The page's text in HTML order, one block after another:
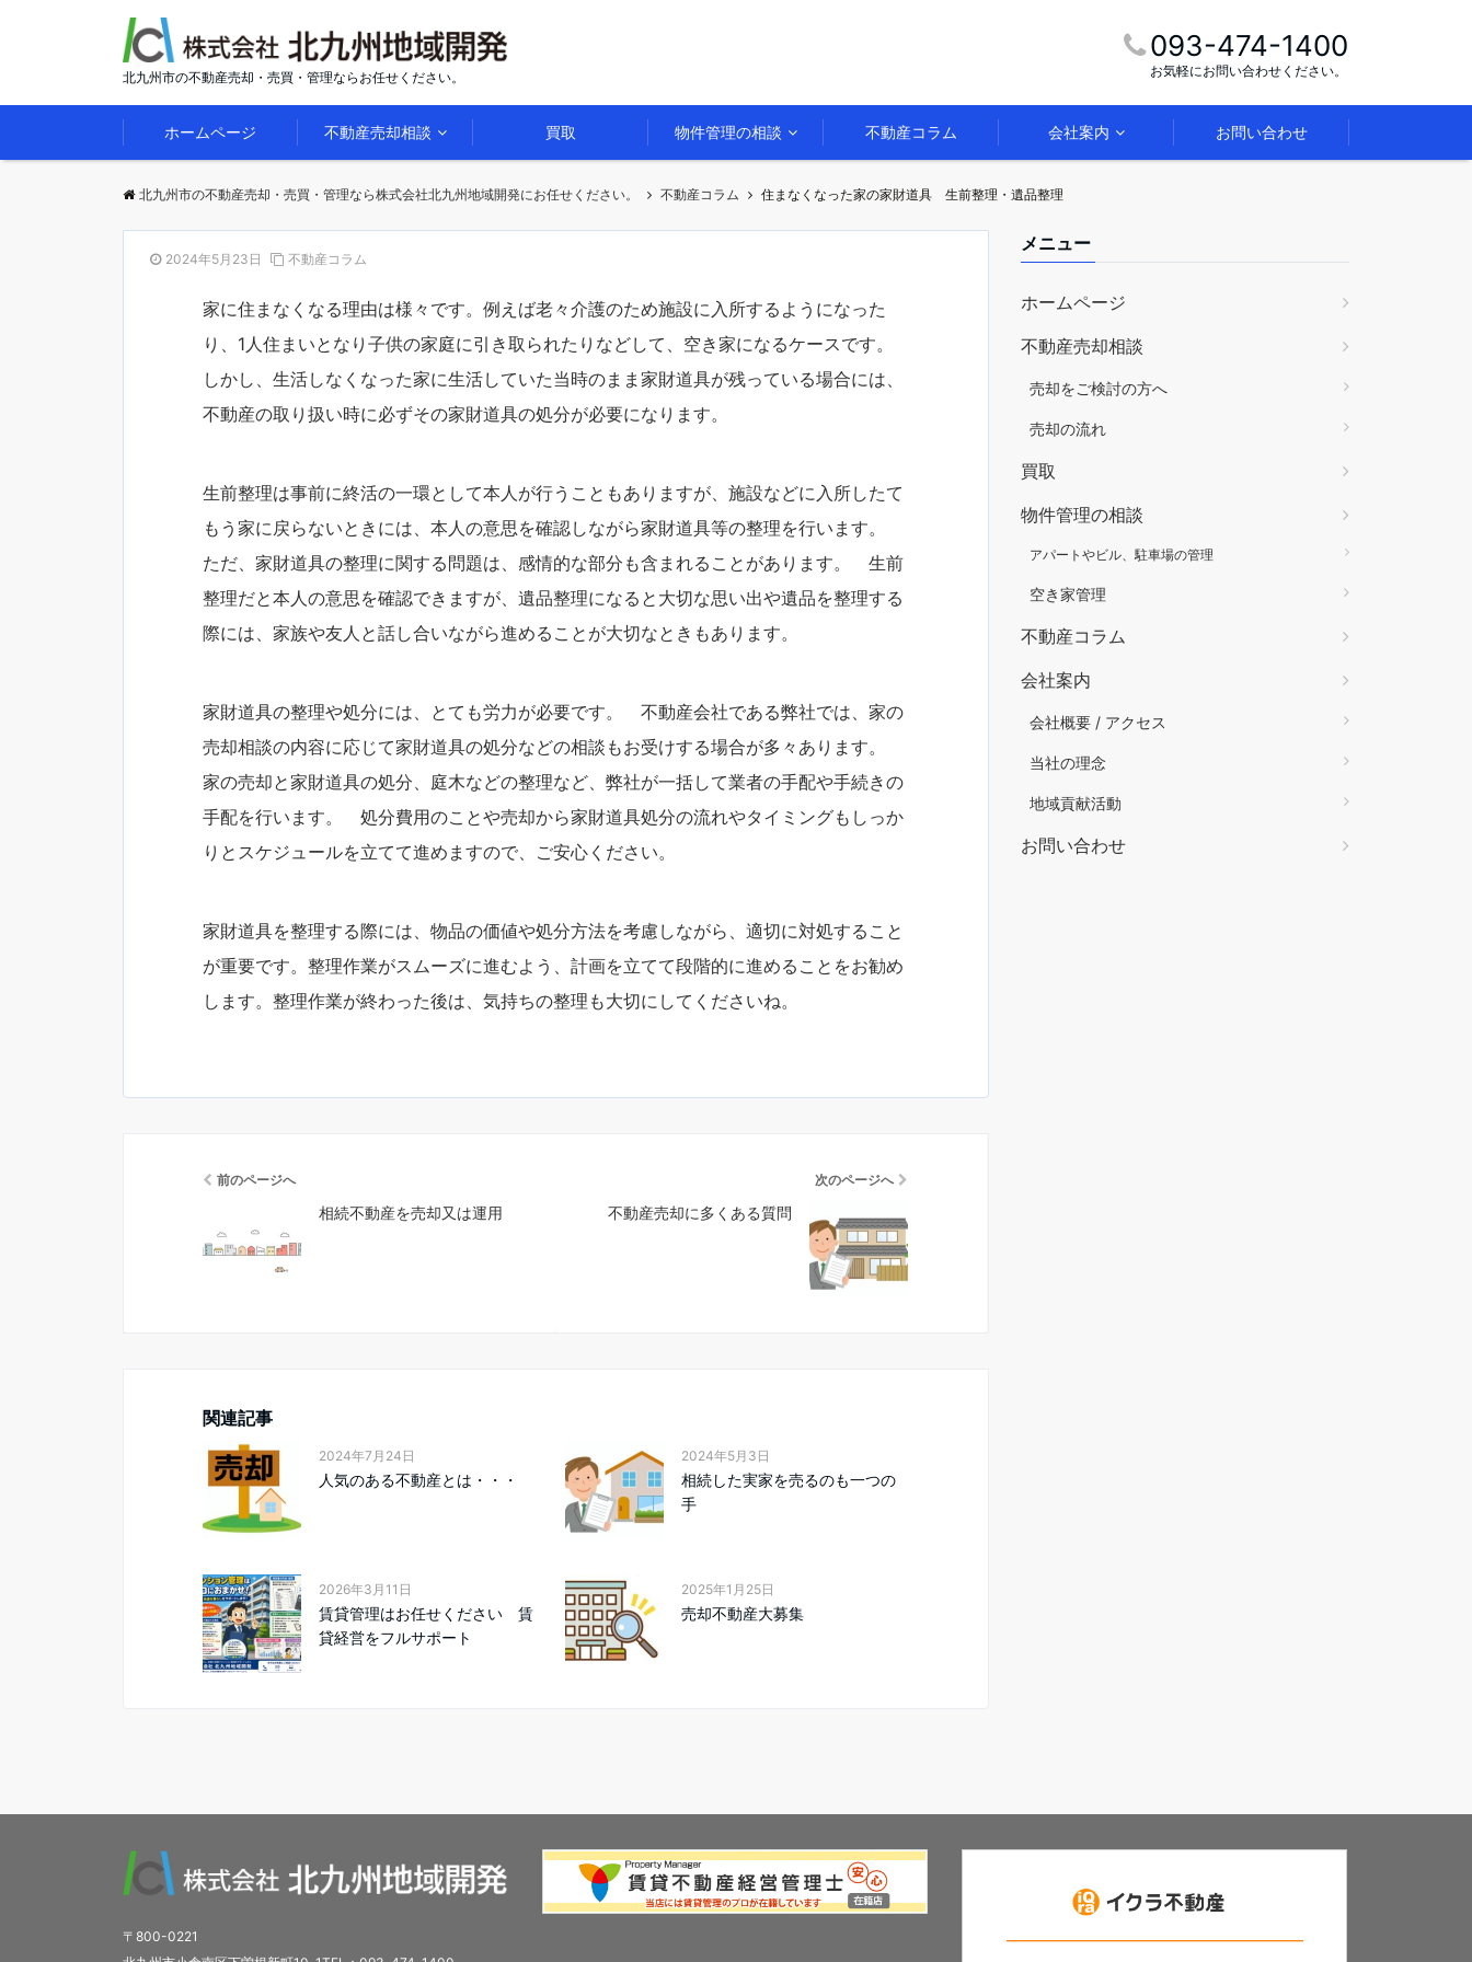
北九州市の不動産売却・売買・管理ならお任せください。
093-474-1400
お気軽にお問い合わせください。
ホームページ 不動産売却相談 買取 物件管理の相談 不動産コラム 会社案内 お問い合わせ
北九州市の不動産売却・売買・管理なら株式会社北九州地域開発にお任せください。 不動産コラム 住まなくなった家の家財道具 生前整理・遺品整理
2024年5月23日 不動産コラム
家に住まなくなる理由は様々です。例えば老々介護のため施設に入所するようになった
り、1人住まいとなり子供の家庭に引き取られたりなどして、空き家になるケースです。
しかし、生活しなくなった家に生活していた当時のまま家財道具が残っている場合には、
不動産の取り扱い時に必ずその家財道具の処分が必要になります。
生前整理は事前に終活の一環として本人が行うこともありますが、施設などに入所したて
もう家に戻らないときには、本人の意思を確認しながら家財道具等の整理を行います。
ただ、家財道具の整理に関する問題は、感情的な部分も含まれることがあります。 生前
整理だと本人の意思を確認できますが、遺品整理になると大切な思い出や遺品を整理する
際には、家族や友人と話し合いながら進めることが大切なときもあります。
家財道具の整理や処分には、とても労力が必要です。 不動産会社である弊社では、家の
売却相談の内容に応じて家財道具の処分などの相談もお受けする場合が多々あります。
家の売却と家財道具の処分、庭木などの整理など、弊社が一括して業者の手配や手続きの
手配を行います。 処分費用のことや売却から家財道具処分の流れやタイミングもしっか
りとスケジュールを立てて進めますので、ご安心ください。
家財道具を整理する際には、物品の価値や処分方法を考慮しながら、適切に対処すること
が重要です。整理作業がスムーズに進むよう、計画を立てて段階的に進めることをお勧め
します。整理作業が終わった後は、気持ちの整理も大切にしてくださいね。
前のページへ
相続不動産を売却又は運用
次のページへ
不動産売却に多くある質問
関連記事
2024年7月24日
人気のある不動産とは・・・
2024年5月3日
相続した実家を売るのも一つの
手
2026年3月11日
賃貸管理はお任せください 賃
貸経営をフルサポート
2025年1月25日
売却不動産大募集
メニュー
ホームページ
不動産売却相談
売却をご検討の方へ
売却の流れ
買取
物件管理の相談
アパートやビル、駐車場の管理
空き家管理
不動産コラム
会社案内
会社概要 / アクセス
当社の理念
地域貢献活動
お問い合わせ
〒800-0221